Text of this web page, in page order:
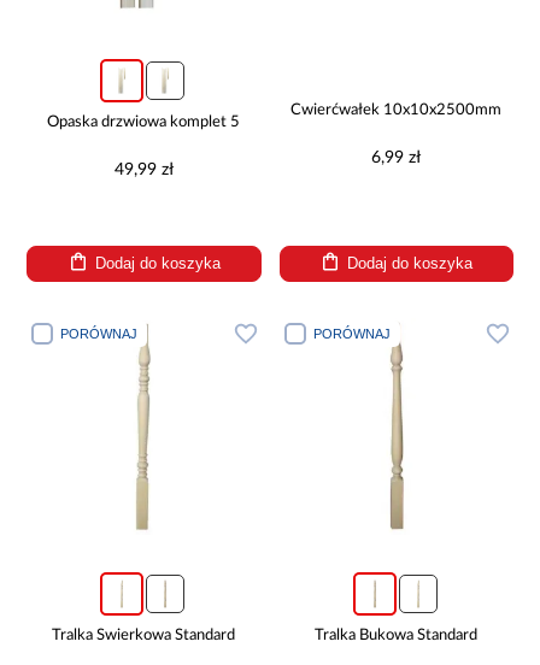
Opaska drzwiowa komplet 5
49,99 zł
Dodaj do koszyka
Ćwierćwałek 10x10x2500mm
6,99 zł
Dodaj do koszyka
PORÓWNAJ
Tralka Świerkowa Standard
PORÓWNAJ
Tralka Bukowa Standard